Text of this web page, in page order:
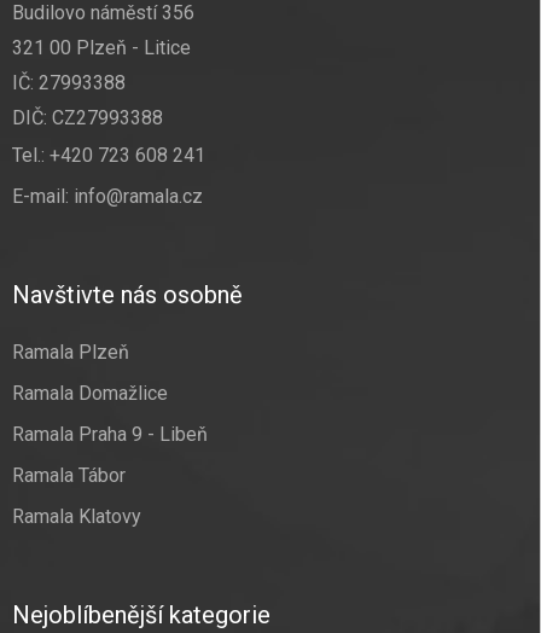
Budilovo náměstí 356
321 00 Plzeň - Litice
IČ: 27993388
DIČ: CZ27993388
Tel.: +420 723 608 241
E-mail: info@ramala.cz
Navštivte nás osobně
Ramala Plzeň
Ramala Domažlice
Ramala Praha 9 - Libeň
Ramala Tábor
Ramala Klatovy
Nejoblíbenější kategorie